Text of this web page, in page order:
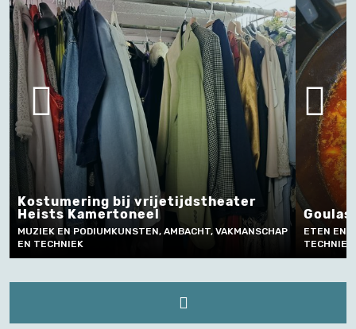
AMBACHT, VAKMANSCHAP
Goulashsoep uit Hongarije
ETEN EN DRINKEN, AMBACHT,